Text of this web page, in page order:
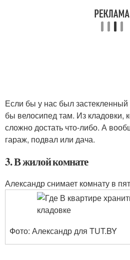
Если бы у нас был
бы велосипед там. Из кладовки,
сложно достать что-либо. А
гараж, подвал или дача.
3. В жилой комнате
Александр снимает комнату в
Фото: Александр для TUT.BY